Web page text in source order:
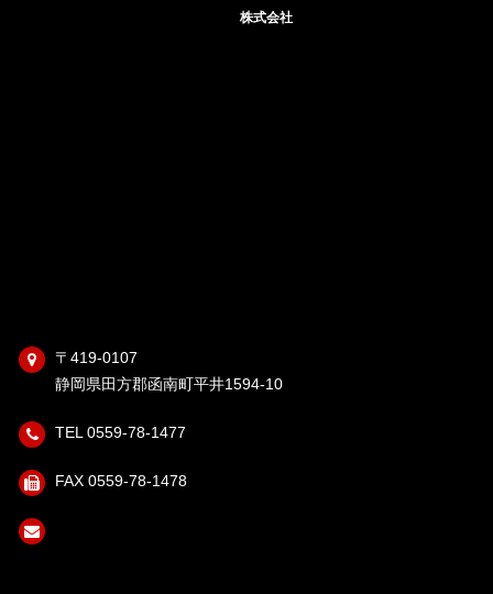
株式会社
〒419-0107
静岡県田方郡函南町平井1594-10
TEL 0559-78-1477
FAX 0559-78-1478